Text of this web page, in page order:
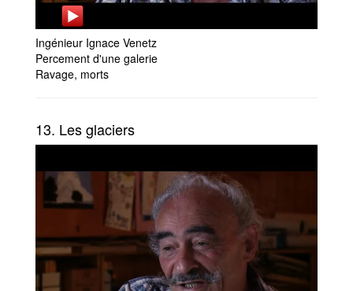
Ingénieur Ignace Venetz
Percement d'une galerie
Ravage, morts
13. Les glaciers